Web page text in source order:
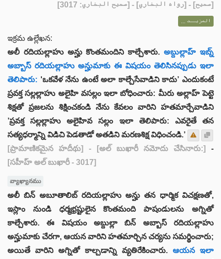
[صحيح] - [رواه البخاري] - [صحيح البخاري: 3017]
المزيــد ...
ఇక్రమ ఉల్లేఖన:
అలీ రదియల్లాహు అన్హు కొంతమందిని కాల్చేశారు. అబ్దుల్లాహ్ ఇబ్న్
అబ్బాస్ రదియల్లాహు అన్హుమాకు ఈ విషయం తెలిసినప్పుడు ఇలా
తెలిపారు: 'ఒకవేళ నేను ఉంటే అలా కాల్చేసేవాడిని కాదు’ ఎందుకంటే
ప్రవక్త సల్లల్లాహు అలైహి వసల్లం ఇలా బోధించారు: మీరు అల్లాహ్ పెట్టె
శిక్షతో ప్రజలను శిక్షించకండి నేను కేవలం వారిని హతమార్చేవాడిని
’ప్రవక్త సల్లల్లాహు అలైహివ సల్లం ఇలా తెలిపారు: ఎవరైతే తన
సత్యధర్మాన్ని విడిచి పెడతాడో అతడిని మరణశిక్ష విధించండి.’
[ప్రామాణికమైన హదీథు]
- [అల్ బుఖారీ నమోదు చేసినారు:]
-
[సహీహ్ అల్ బుఖారీ - 3017]
వ్యాఖ్యానము
అలీ బిన్ అబూతాలిబ్ రదియల్లాహు అన్హు తన ధార్మిక విచక్షణతో,
ఇస్లాం నుండి ధర్మభ్రష్టులైన కొంతమంది పాషండులను అగ్నితో
కాల్చేశారు. ఈ విషయం అబ్దుల్లా బిన్ అబ్బాస్ రదియల్లాహు
అన్హుమాకు చేరగా, ఆయన వారిని హతమార్చిన చర్యను సమర్థించారు;
అయితే వారిని అగ్నితో కాల్చడాన్ని వ్యతిరేకించారు. ఆయన ఇలా